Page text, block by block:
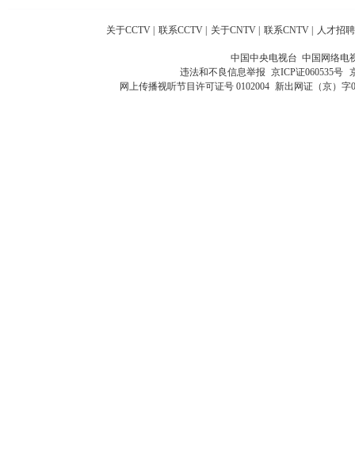
关于CCTV 联系CCTV 关于CNTV 联系CNTV 人才招聘
中国中央电视台 中国网络电
违法和不良信息举报 京ICP证060535号
网上传播视听节目许可证号 0102004 新出网证（京）